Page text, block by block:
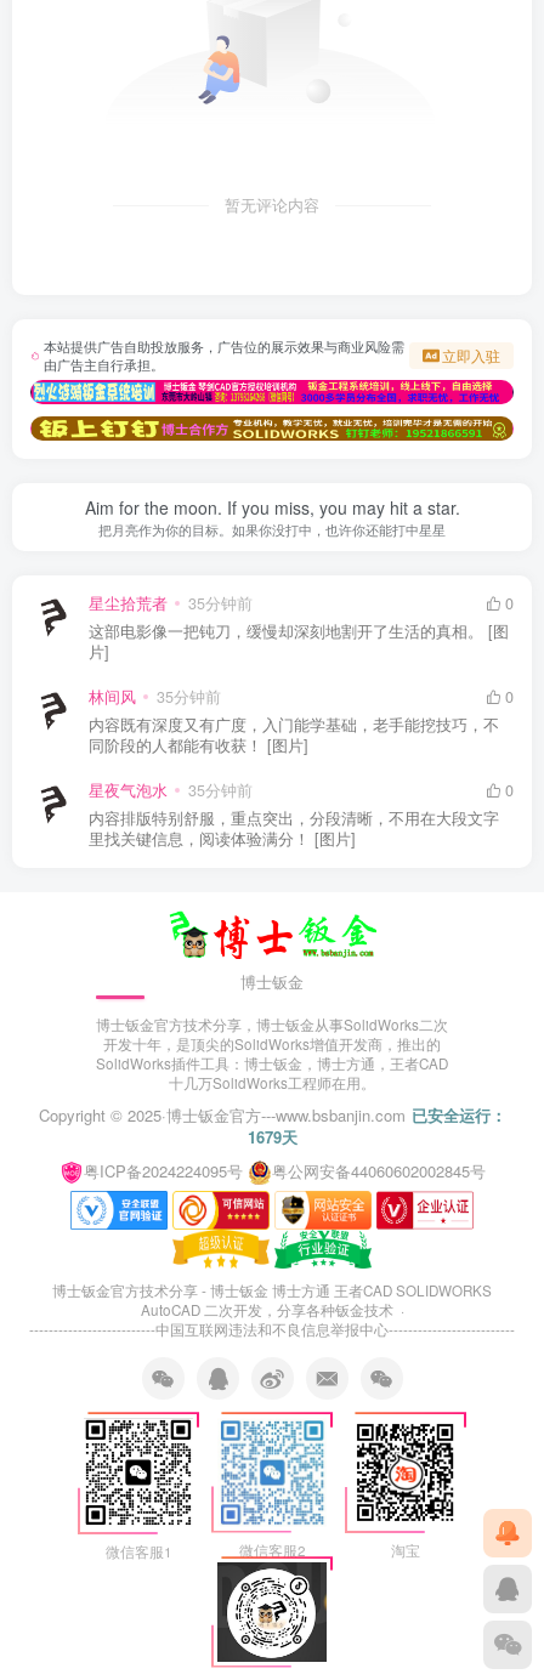
暂无评论内容
本站提供广告自助投放服务，广告位的展示效果与商业风险需
由广告主自行承担。
立即入驻
Aim for the moon. If you miss, you may hit a star.
把月亮作为你的目标。如果你没打中，也许你还能打中星星
星尘拾荒者 35分钟前
0
这部电影像一把钝刀，缓慢却深刻地割开了生活的真相。 [图
片]
林间风 35分钟前
0
内容既有深度又有广度，入门能学基础，老手能挖技巧，不
同阶段的人都能有收获！ [图片]
星夜气泡水 35分钟前
0
内容排版特别舒服，重点突出，分段清晰，不用在大段文字
里找关键信息，阅读体验满分！ [图片]
博士钣金
博士钣金官方技术分享，博士钣金从事SolidWorks二次
开发十年，是顶尖的SolidWorks增值开发商，推出的
SolidWorks插件工具：博士钣金，博士方通，王者CAD
十几万SolidWorks工程师在用。
Copyright © 2025·博士钣金官方---www.bsbanjin.com 已安全运行：
1679天
粤ICP备2024224095号
粤公网安备44060602002845号
博士钣金官方技术分享 - 博士钣金 博士方通 王者CAD SOLIDWORKS
AutoCAD 二次开发，分享各种钣金技术 ·
--------------------------中国互联网违法和不良信息举报中心--------------------------
微信客服1 微信客服2 淘宝